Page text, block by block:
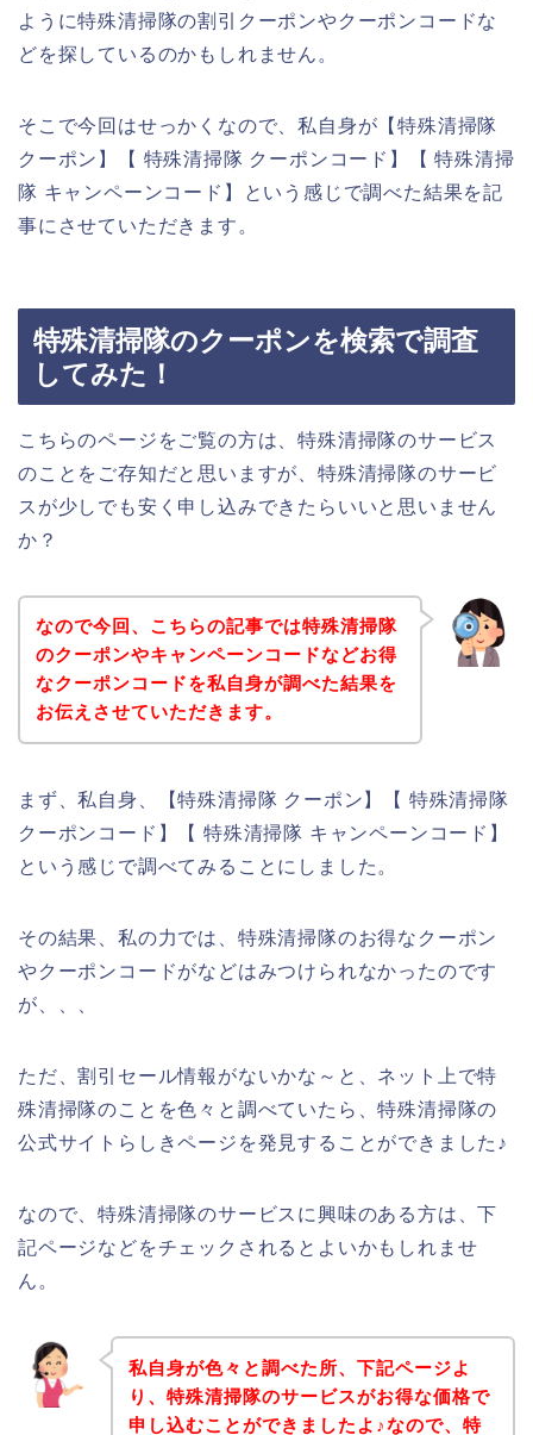
ように特殊清掃隊の割引クーポンやクーポンコードな
どを探しているのかもしれません。
そこで今回はせっかくなので、私自身が【特殊清掃隊
クーポン】【 特殊清掃隊 クーポンコード】【 特殊清掃
隊 キャンペーンコード】という感じで調べた結果を記
事にさせていただきます。
特殊清掃隊のクーポンを検索で調査
してみた！
こちらのページをご覧の方は、特殊清掃隊のサービス
のことをご存知だと思いますが、特殊清掃隊のサービ
スが少しでも安く申し込みできたらいいと思いません
か？
なので今回、こちらの記事では特殊清掃隊
のクーポンやキャンペーンコードなどお得
なクーポンコードを私自身が調べた結果を
お伝えさせていただきます。
まず、私自身、【特殊清掃隊 クーポン】【 特殊清掃隊
クーポンコード】【 特殊清掃隊 キャンペーンコード】
という感じで調べてみることにしました。
その結果、私の力では、特殊清掃隊のお得なクーポン
やクーポンコードがなどはみつけられなかったのです
が、、、
ただ、割引セール情報がないかな～と、ネット上で特
殊清掃隊のことを色々と調べていたら、特殊清掃隊の
公式サイトらしきページを発見することができました♪
なので、特殊清掃隊のサービスに興味のある方は、下
記ページなどをチェックされるとよいかもしれませ
ん。
私自身が色々と調べた所、下記ページよ
り、特殊清掃隊のサービスがお得な価格で
申し込むことができましたよ♪なので、特